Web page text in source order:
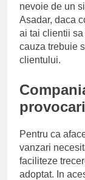
nevoie de un
Asadar, daca
ai tai clientii
cauza trebuie
clientului.
Pentru ca
vanzari
faciliteze
adoptat. In